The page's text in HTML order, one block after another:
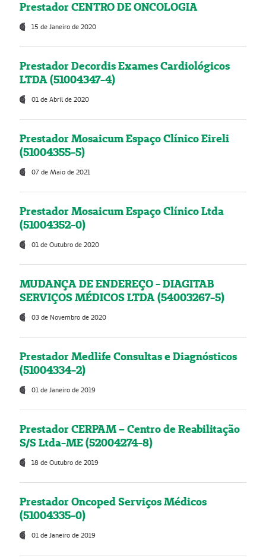
Prestador CENTRO DE ONCOLOGIA
15 de Janeiro de 2020
Prestador Decordis Exames Cardiológicos
LTDA (51004347-4)
01 de Abril de 2020
Prestador Mosaicum Espaço Clínico Eireli
(51004355-5)
07 de Maio de 2021
Prestador Mosaicum Espaço Clínico Ltda
(51004352-0)
01 de Outubro de 2020
MUDANÇA DE ENDEREÇO - DIAGITAB
SERVIÇOS MÉDICOS LTDA (54003267-5)
03 de Novembro de 2020
Prestador Medlife Consultas e Diagnósticos
(51004334-2)
01 de Janeiro de 2019
Prestador CERPAM – Centro de Reabilitação
S/S Ltda-ME (52004274-8)
18 de Outubro de 2019
Prestador Oncoped Serviços Médicos
(51004335-0)
01 de Janeiro de 2019